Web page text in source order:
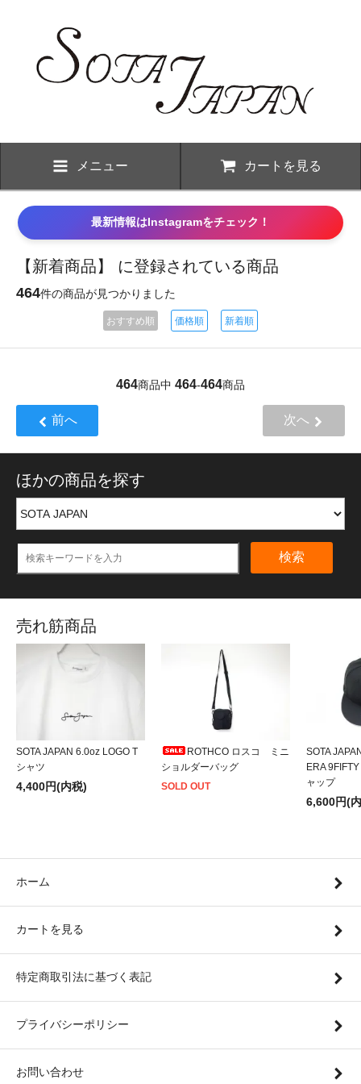
メニュー カートを見る
最新情報はInstagramをチェック！
【新着商品】 に登録されている商品
464件の商品が見つかりました
おすすめ順 価格順 新着順
464商品中 464-464商品
前へ 次へ
ほかの商品を探す
検索
売れ筋商品
SOTA JAPAN 6.0oz LOGO T
シャツ
4,400円(内税)
ROTHCO ロスコ ミニ
ショルダーバッグ
SOLD OUT
SOTA
ERA
ャップ
6,600円(
ホーム
カートを見る
特定商取引法に基づく表記
プライバシーポリシー
お問い合わせ